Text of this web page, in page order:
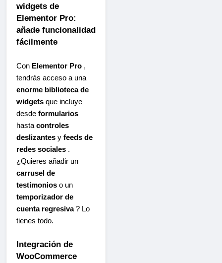
widgets de
Elementor Pro:
añade funcionalidad
fácilmente
Con Elementor Pro ,
tendrás acceso a una
enorme biblioteca de
widgets que incluye
desde formularios
hastacontroles
deslizantes y feeds de
redes sociales .
¿Quieres añadir un
carrusel de
testimonios o un
temporizador de
cuenta regresiva? Lo
tienes todo.
Integración de
WooCommerce